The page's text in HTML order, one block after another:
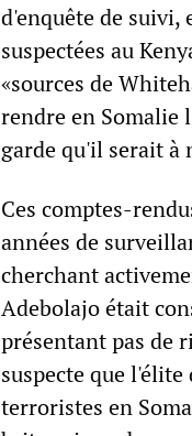
d'enquête de suivi,
suspectées au
«sources de
rendre en Somalie
garde qu'il serait à
Ces comptes-
années de
cherchant
Adebolajo était
présentant pas de
suspecte que
terroristes en